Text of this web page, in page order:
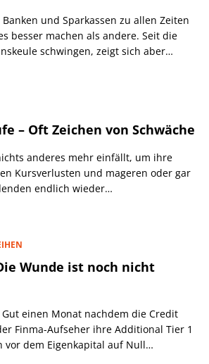
und Sparkassen zu allen Zeiten
besser machen als andere. Seit die
schwingen, zeigt sich aber
sondern speziell auch in der
– Oft Zeichen von Schwäche
anderes mehr einfällt, um ihre
Kursverlusten und mageren oder gar
endlich wieder
Wunde ist noch nicht
einen Monat nachdem die Credit
Finma-Aufseher ihre Additional Tier 1
vor dem Eigenkapital auf Null